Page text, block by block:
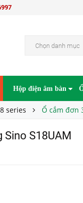
Chọn danh mục
Hộp điện âm bàn
series Ổ cắm đơn
Sino S18UAM